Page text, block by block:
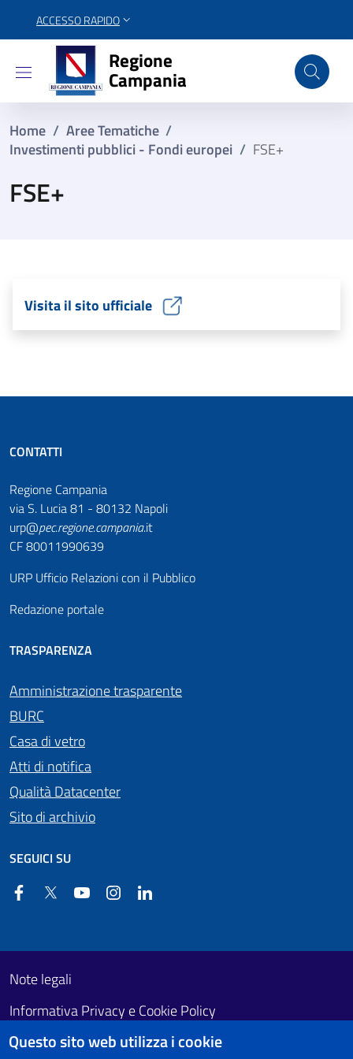
ACCESSO RAPIDO
Regione Campania
Regione
Campania
Home / Aree Tematiche /
Investimenti pubblici - Fondi europei / FSE+
FSE+
Visita il sito ufficiale
CONTATTI
Regione Campania
via S. Lucia 81 - 80132 Napoli
urp@pec.regione.campania.it
CF 80011990639
URP Ufficio Relazioni con il Pubblico
Redazione portale
TRASPARENZA
Amministrazione trasparente
BURC
Casa di vetro
Atti di notifica
Qualità Datacenter
Sito di archivio
SEGUICI SU
FacebookTwitter YouTube Instagram
Footer First
Useful links section
Note legali
Informativa Privacy e Cookie Policy
Obiettivi di accessibilità
Questo sito web utilizza i cookie